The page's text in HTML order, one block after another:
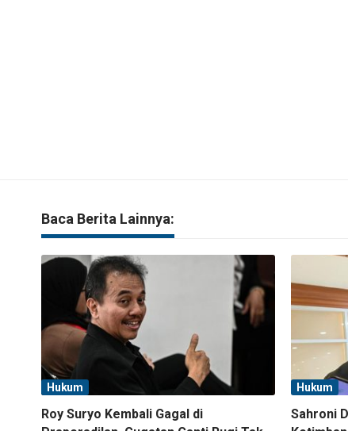
Baca Berita Lainnya:
Hukum
Roy Suryo Kembali Gagal di
Hukum
Sahroni